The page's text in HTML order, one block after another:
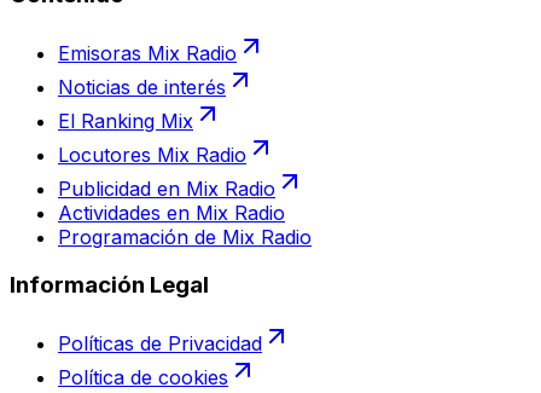
Emisoras Mix Radio
Noticias de interés
El Ranking Mix
Locutores Mix Radio
Publicidad en Mix Radio
Actividades en Mix Radio
Programación de Mix Radio
Información Legal
Políticas de Privacidad
Política de cookies